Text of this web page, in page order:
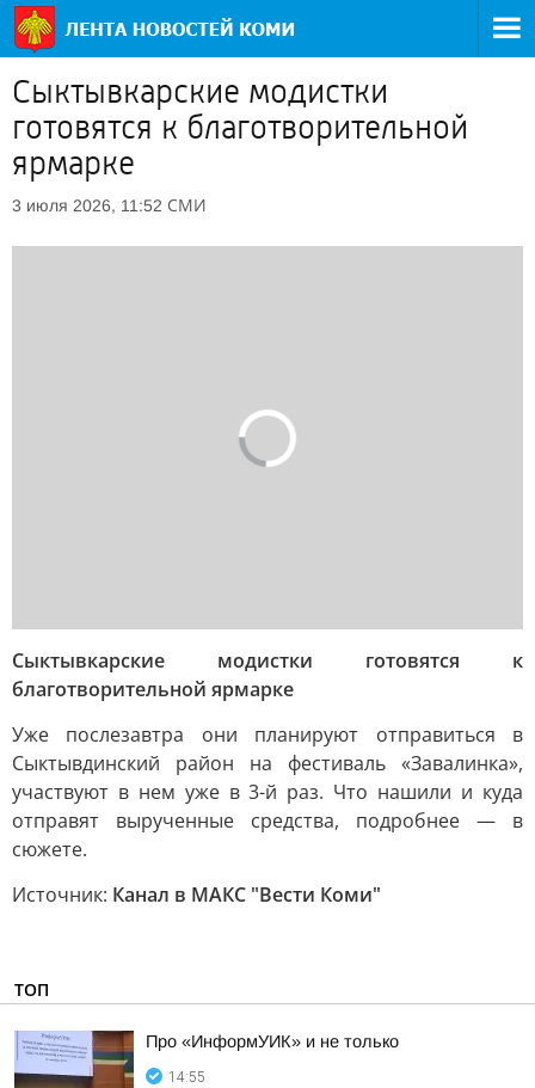
Сыктывкарские модистки
готовятся к благотворительной
ярмарке
3 июля 2026, 11:52 СМИ
Сыктывкарские модистки готовятся к
благотворительной ярмарке
Уже послезавтра они планируют отправиться в
Сыктывдинский район на фестиваль «Завалинка»,
участвуют в нем уже в 3-й раз. Что нашили и куда
отправят вырученные средства, подробнее — в
сюжете.
Источник: Канал в МАКС "Вести Коми"
ТОП
Про «ИнформУИК» и не только
14:55